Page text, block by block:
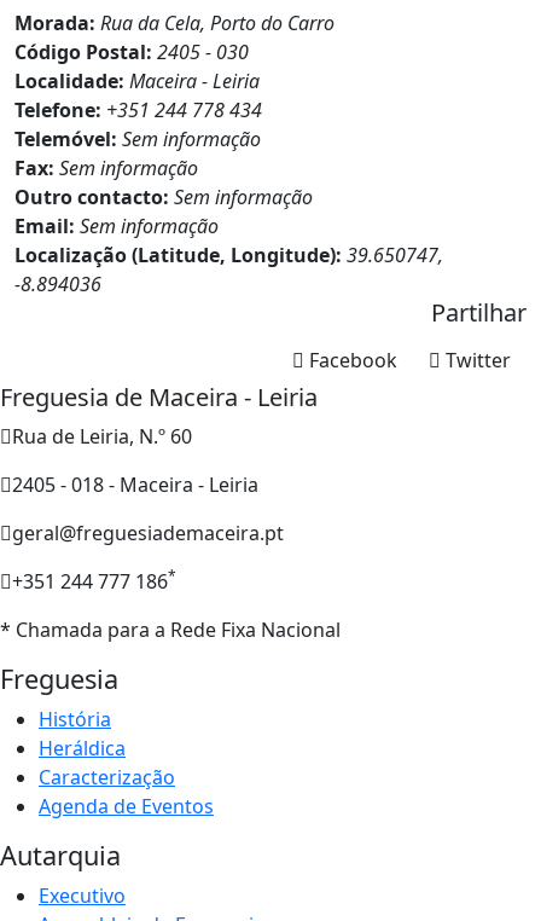
Morada: Rua da Cela, Porto do Carro
Código Postal: 2405 - 030
Localidade: Maceira - Leiria
Telefone: +351 244 778 434
Telemóvel: Sem informação
Fax: Sem informação
Outro contacto: Sem informação
Email: Sem informação
Localização (Latitude, Longitude): 39.650747,
-8.894036
Partilhar
Twitter
Facebook
Freguesia de Maceira - Leiria
Rua de Leiria, N.º 60
2405 - 018 - Maceira - Leiria
geral@freguesiademaceira.pt
+351 244 777 186*
* Chamada para a Rede Fixa Nacional
Freguesia
História
Heráldica
Caracterização
Agenda de Eventos
Autarquia
Executivo